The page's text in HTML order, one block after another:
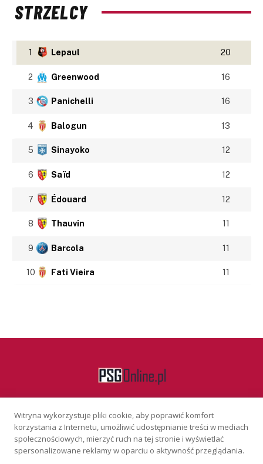
STRZELCY
1 Lepaul 20
2 Greenwood 16
3 Panichelli 16
4 Balogun 13
5 Sinayoko 12
6 Saïd 12
7 Édouard 12
8 Thauvin 11
9 Barcola 11
10 Fati Vieira 11
Facebook
KONTAKT REKLAMA POLITYKA PRYWATNOŚCI
Witryna wykorzystuje pliki cookie, aby poprawić komfort
korzystania z Internetu, umożliwić udostępnianie treści w mediach
społecznościowych, mierzyć ruch na tej stronie i wyświetlać
spersonalizowane reklamy w oparciu o aktywność przeglądania.